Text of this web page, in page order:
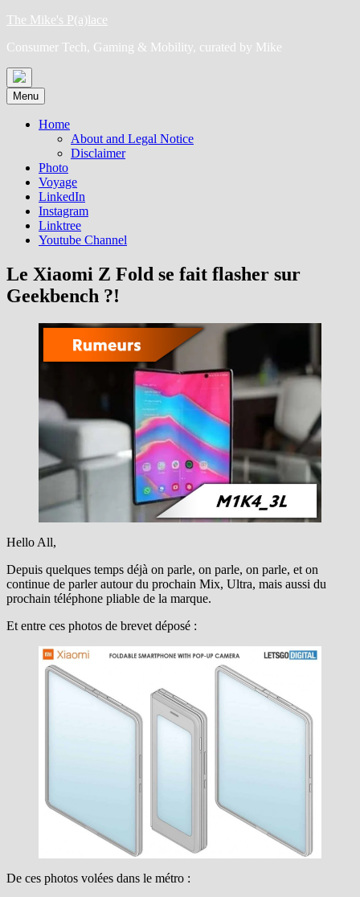
Skip
content
The Mike's P(a)lace
Consumer Tech, Gaming & Mobility, curated by Mike
Menu
Home
About and Legal Notice
Disclaimer
Photo
Voyage
LinkedIn
Instagram
Linktree
Youtube Channel
Le Xiaomi Z Fold se fait flasher sur
Geekbench ?!
Hello All,
Depuis quelques temps déjà on parle, on parle, on parle, et on
continue de parler autour du prochain Mix, Ultra, mais aussi du
prochain téléphone pliable de la marque.
Et entre ces photos de brevet déposé :
De ces photos volées dans le métro :